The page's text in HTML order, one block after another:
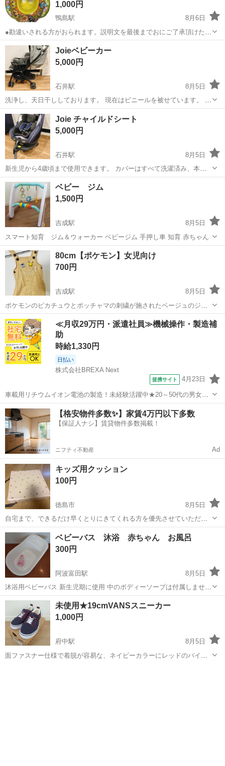
1,000円
鴨島駅
8月6日
●勘違いされる方がおられます。説明文を最後までおにご了承頂けた方
のみご連絡ください ●仕事の都合で16時半以降にセブンイレブンでの
お受け渡しとなります。当方のお休みの時は時間のご相談にのりま
す。 ●お受け取り場所● セブ...
徳島 吉野川市 鴨島駅
Joieベビーカー
5,000円
石井駅
8月5日
洗浄し、天日干ししております。 現在はビニールを被せています。 取
引場所は応相談。
徳島 名西郡 ベビー用品
Joie チャイルドシート
5,000円
石井駅
8月5日
新生児から4歳頃まで使用できます。 カバーはすべて洗濯済み、本体
も天日干ししており、現在はカバーした状態でビニール被せていま
す。 取引場所は応相談。 取扱説明書はありませんが、ネットで落とせ
るのでご不明な場合はご案内致します。
徳島 名西郡 石井駅
ベビー ジム
1,500円
吉成駅
8月5日
スマート知育 ジム＆ウォーカー ベビージム 手押し車 知育 赤ちゃん
徳島 板野郡 吉成駅 ベビー用品 ジム
80cm【ポケモン】女児向け
700円
吉成駅
8月5日
ポケモンのピカチュウとポッチャマの刺繍が施されたベージュのジャ
ンパースカート、80cmサイズ。 他サイト価格を参考に値段設定して
います。 中古品にご理解ある方のみよろしくお願いします。 - ブラン
ド: monpoké -...
徳島 徳島市 吉成駅 ベビー用品 ポケモン
≪月収29万円・派遣社員≫機械操作・製造補
助
時給1,330円
日払い
株式会社BREXA Next
提携サイト 4月23日
車載用リチウムイオン電池の製造！未経験活躍中★20～50代の男女活
躍中！寮費無料★備品付き1R寮完備！自宅からマイカー通勤OK！無料
駐車場完備◎正社員登用制度あり！《徳島県板野郡松茂町》 人気の工
場のお仕事 ◇車載用リチウ...
徳島 その他
【格安物件多数✨】家賃4万円以下多数
【保証人ナシ】賃貸物件多数掲載！
ニフティ不動産 Ad
キッズ用クッション
100円
徳島市
8月5日
自宅まで、できるだけ早くとりにきてくれる方を優先させていただき
ます。 よろしくおねがいします。
徳島 徳島市 ベビー用品 ベビー
ベビーバス 沐浴 赤ちゃん お風呂
300円
阿波富田駅
8月5日
沐浴用ベビーバス 新生児期に使用 中のボディーソープは付属しませ
ん。 値下げ不可
徳島 徳島市 阿波富田駅 ベビー用品
未使用★19cmVANSスニーカー
1,000円
府中駅
8月5日
面ファスナー仕様で着脱が容易な、ネイビーカラーにレッドのパイピ